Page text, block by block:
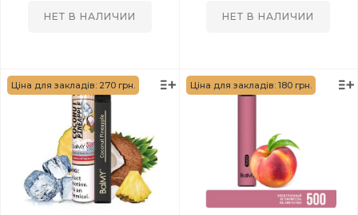
НЕТ В НАЛИЧИИ НЕТ В НАЛИЧИИ
Ціна для закладів: 270 грн. Ціна для закладів: 180 грн.